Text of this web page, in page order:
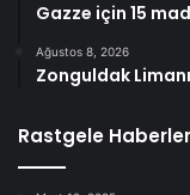
Gazze için 15
Ağustos 8, 2026
Zonguldak
Rastgele Haberler